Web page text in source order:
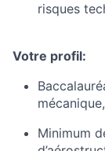
risques
Votre profil:
Minimum